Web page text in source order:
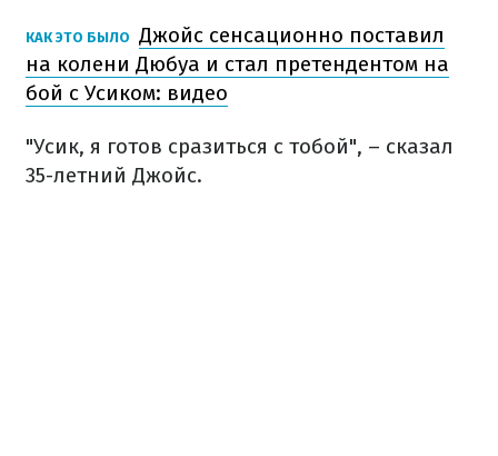
КАК ЭТО БЫЛО Джойс сенсационно поставил
на колени Дюбуа и стал претендентом на
бой с Усиком: видео
"Усик, я готов сразиться с тобой", – сказал
35-летний Джойс.